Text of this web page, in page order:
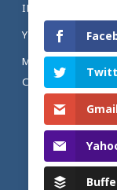
INSTAGRAM
YOUTUBE
MENTIONS
CONFIDENTIALITÉ